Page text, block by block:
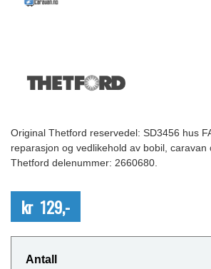
Original Thetford reservedel: SD3456 hus
reparasjon og vedlikehold av bobil, caravan
Thetford delenummer: 2660680.
kr 129,-
Antall